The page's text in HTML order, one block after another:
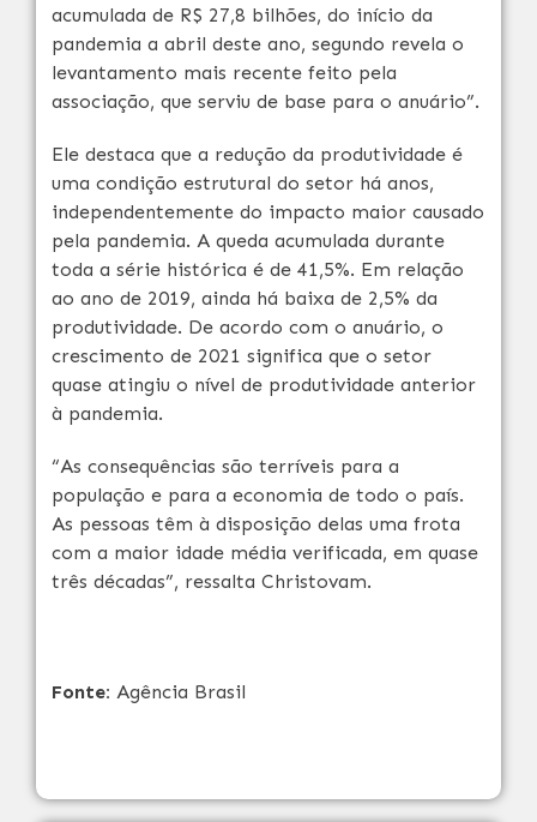
acumulada de R$ 27,8 bilhões, do início da
pandemia a abril deste ano, segundo revela o
levantamento mais recente feito pela
associação, que serviu de base para o anuário”.
Ele destaca que a redução da produtividade é
uma condição estrutural do setor há anos,
independentemente do impacto maior causado
pela pandemia. A queda acumulada durante
toda a série histórica é de 41,5%. Em relação
ao ano de 2019, ainda há baixa de 2,5% da
produtividade. De acordo com o anuário, o
crescimento de 2021 significa que o setor
quase atingiu o nível de produtividade anterior
à pandemia.
“As consequências são terríveis para a
população e para a economia de todo o país.
As pessoas têm à disposição delas uma frota
com a maior idade média verificada, em quase
três décadas”, ressalta Christovam.
Fonte: Agência Brasil